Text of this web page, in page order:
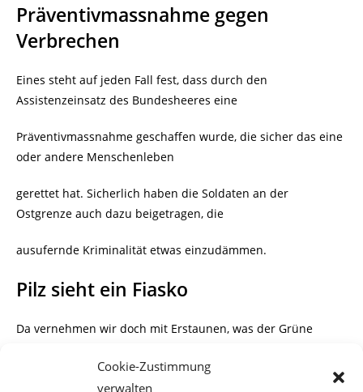
Cookie-Zustimmung
verwalten
Präventivmassnahme gegen
Verbrechen
Eines steht auf jeden Fall fest, dass durch den
Assistenzeinsatz des Bundesheeres eine
Präventivmassnahme geschaffen wurde, die sicher das eine
oder andere Menschenleben
gerettet hat. Sicherlich haben die Soldaten an der
Ostgrenze auch dazu beigetragen, die
ausufernde Kriminalität etwas einzudämmen.
Pilz sieht ein Fiasko
Da vernehmen wir doch mit Erstaunen, was der Grüne
Der Assistenzeinsatz ist ein Fiasko, und das wahre